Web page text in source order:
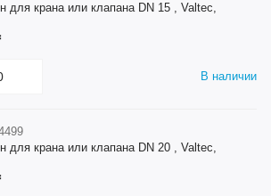
для крана или клапана DN 15 , Valtec,
В наличии
для крана или клапана DN 20 , Valtec,